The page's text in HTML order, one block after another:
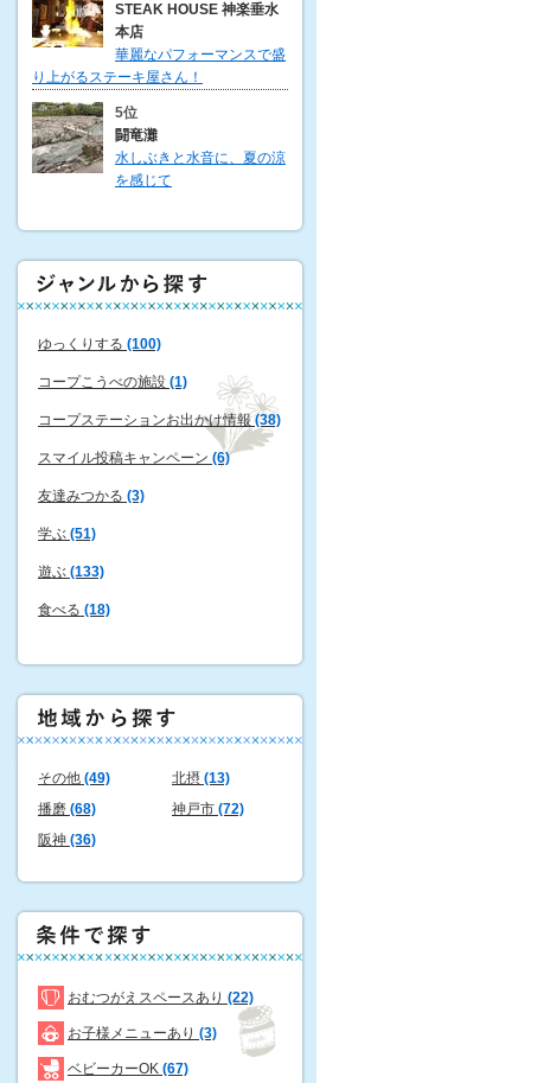
STEAK HOUSE 神楽垂水
本店
華麗なパフォーマンスで盛
り上がるステーキ屋さん！
5位
闘竜灘
水しぶきと水音に、夏の涼
を感じて
ゆっくりする (100)
コープこうべの施設 (1)
コープステーションお出かけ情報(38)
スマイル投稿キャンペーン (6)
友達みつかる (3)
学ぶ (51)
遊ぶ (133)
食べる (18)
その他 (49) 北摂 (13)
播磨 (68) 神戸市 (72)
阪神 (36)
おむつがえスペースあり (22)
お子様メニューあり (3)
ベビーカーOK (67)